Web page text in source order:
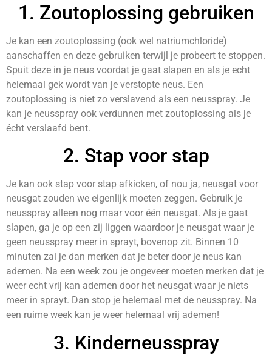
1. Zoutoplossing gebruiken
Je kan een zoutoplossing (ook wel natriumchloride)
aanschaffen en deze gebruiken terwijl je probeert te stoppen.
Spuit deze in je neus voordat je gaat slapen en als je echt
helemaal gek wordt van je verstopte neus. Een
zoutoplossing is niet zo verslavend als een neusspray. Je
kan je neusspray ook verdunnen met zoutoplossing als je
écht verslaafd bent.
2. Stap voor stap
Je kan ook stap voor stap afkicken, of nou ja, neusgat voor
neusgat zouden we eigenlijk moeten zeggen. Gebruik je
neusspray alleen nog maar voor één neusgat. Als je gaat
slapen, ga je op een zij liggen waardoor je neusgat waar je
geen neusspray meer in sprayt, bovenop zit. Binnen 10
minuten zal je dan merken dat je beter door je neus kan
ademen. Na een week zou je ongeveer moeten merken dat je
weer echt vrij kan ademen door het neusgat waar je niets
meer in sprayt. Dan stop je helemaal met de neusspray. Na
een ruime week kan je weer helemaal vrij ademen!
3. Kinderneusspray